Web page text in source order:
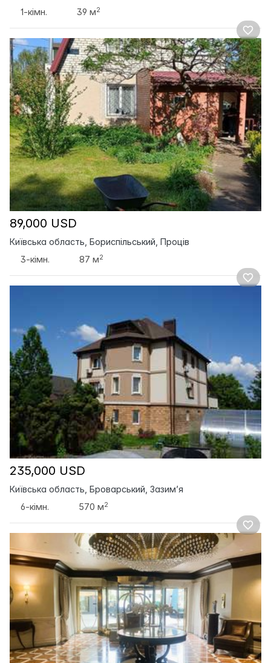
1-кімн.
39 м2
89,000 USD
Київська область, Бориспільський, Проців
3-кімн.
87 м2
235,000 USD
Київська область, Броварський, Зазим’я
6-кімн.
570 м2